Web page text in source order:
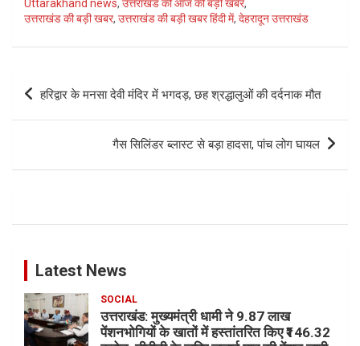
Uttarakhand news, उत्तराखंड की आज की बड़ी खबर,
उत्तराखंड की बड़ी खबर, उत्तराखंड की बड़ी खबर हिंदी में, देहरादून उत्तराखंड
Post
navigation
हरिद्वार के मनसा देवी मंदिर में भगदड़, छह श्रद्धालुओं की दर्दनाक मौत
गैस सिलिंडर ब्लास्ट से बड़ा हादसा, पांच लोग घायल
Latest News
SOCIAL
उत्तराखंड: मुख्यमंत्री धामी ने 9.87 लाख
पेंशनभोगियों के खातों में हस्तांतरित किए ₹146.32